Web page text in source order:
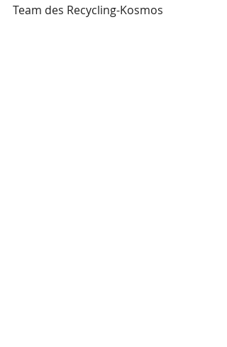
Team des Recycling-Kosmos